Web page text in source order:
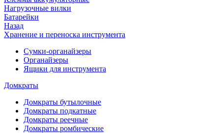
Нагрузочные вилки
Батарейки
Назад
Хранение и переноска инструмента
Сумки-органайзеры
Органайзеры
Ящики для инструмента
Домкраты
Домкраты бутылочные
Домкраты подкатные
Домкраты реечные
Домкраты ромбические